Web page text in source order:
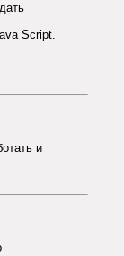
Script.
и